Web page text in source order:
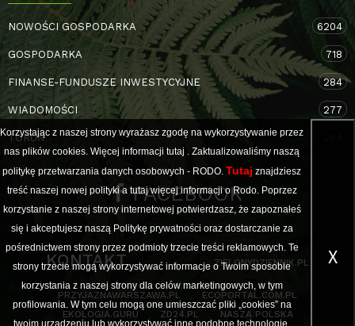
NOWOŚCI GOSPODARKA 6204
GOSPODARKA 718
FINANSE-FUNDUSZE INWESTYCYJNE 284
WIADOMOŚCI 277
TORUŃ
FACEBOOK
KONTAKT ZIELONYDZIENNIK.PL
PRZYJAZNAWARSZAWA.PL
ECOPORTAL.COM.PL
EKOLOGIA.GURU
ZD24.PL NASZA POLSKA
Korzystając z naszej strony wyrażasz zgodę na wykorzystywanie przez
nas plików cookies. Więcej informacji tutaj . Zaktualizowaliśmy naszą
politykę przetwarzania danych osobowych - RODO. Tutaj znajdziesz
treść naszej nowej polityki a tutajwięcej informacji o Rodo. Poprzez
korzystanie z naszej strony internetowej potwierdzasz, że zapoznałeś
się i akceptujesz naszą Politykę prywatności oraz dostarczanie za
pośrednictwem strony przez podmioty trzecie treści reklamowych. Te
strony trzecie mogą wykorzystywać informacje o Twoim sposobie
korzystania z naszej strony dla celów marketingowych, w tym
profilowania. W tym celu mogą one umieszczać pliki „cookies” na
twoim urządzeniu lub wykorzystywać inne podobne technologie.
X